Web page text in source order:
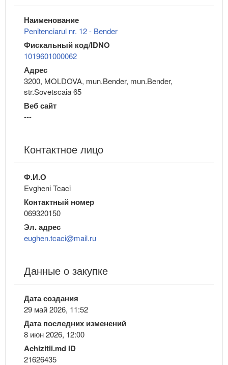
Наименование
Penitenciarul nr. 12 - Bender
Фискальный код/IDNO
1019601000062
Адрес
3200, MOLDOVA, mun.Bender, mun.Bender,
str.Sovetscaia 65
Веб сайт
---
Контактное лицо
Ф.И.О
Evgheni Tcaci
Контактный номер
069320150
Эл. адрес
eughen.tcaci@mail.ru
Данные о закупке
Дата создания
29 май 2026, 11:52
Дата последних изменений
8 июн 2026, 12:00
Achizitii.md ID
21626435